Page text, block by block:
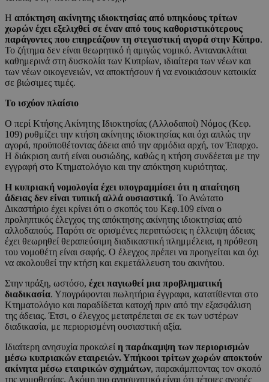
Η απόκτηση ακίνητης ιδιοκτησίας από υπηκόους τρίτων
χωρών έχει εξελιχθεί σε έναν από τους καθοριστικότερους
παράγοντες που επηρεάζουν τη στεγαστική αγορά στην Κύπρο.
Το ζήτημα δεν είναι θεωρητικό ή αμιγώς νομικό. Αντανακλάται
καθημερινά στη δυσκολία των Κυπρίων, ιδιαίτερα των νέων και
των νέων οικογενειών, να αποκτήσουν ή να ενοικιάσουν κατοικία
σε βιώσιμες τιμές.
Το ισχύον πλαίσιο
Ο περί Κτήσης Ακίνητης Ιδιοκτησίας (Αλλοδαποί) Νόμος (Κεφ.
109) ρυθμίζει την κτήση ακίνητης ιδιοκτησίας και όχι απλώς την
αγορά, προϋποθέτοντας άδεια από την αρμόδια αρχή, τον Έπαρχο.
Η διάκριση αυτή είναι ουσιώδης, καθώς η κτήση συνδέεται με την
εγγραφή στο Κτηματολόγιο και την απόκτηση κυριότητας.
Η κυπριακή νομολογία έχει υπογραμμίσει ότι η απαίτηση
άδειας δεν είναι τυπική αλλά ουσιαστική. Το Ανώτατο
Δικαστήριο έχει κρίνει ότι ο σκοπός του Κεφ.109 είναι ο
προληπτικός έλεγχος της απόκτησης ακίνητης ιδιοκτησίας από
αλλοδαπούς. Παρότι σε ορισμένες περιπτώσεις η έλλειψη άδειας
έχει θεωρηθεί θεραπεύσιμη διαδικαστική πλημμέλεια, η πρόθεση
του νομοθέτη είναι σαφής. Ο έλεγχος πρέπει να προηγείται και όχι
να ακολουθεί την κτήση και εκμετάλλευση του ακινήτου.
Στην πράξη, ωστόσο, έχει παγιωθεί μια προβληματική
διαδικασία. Υπογράφονται πωλητήρια έγγραφα, κατατίθενται στο
Κτηματολόγιο και παραδίδεται κατοχή πριν από την εξασφάλιση
της άδειας. Έτσι, ο έλεγχος μετατρέπεται σε εκ των υστέρων
διαδικασία, με περιορισμένη ουσιαστική αξία.
Ιδιαίτερη ανησυχία προκαλεί η παράκαμψη των περιορισμών
μέσω κυπριακών εταιρειών. Υπήκοοι τρίτων χωρών αποκτούν
ακίνητα μέσω εταιρικών σχημάτων, παρακάμπτοντας τον σκοπό
της νομοθεσίας. Ακόμη πιο ανησυχητικό είναι ότι τέτοιες αγορές